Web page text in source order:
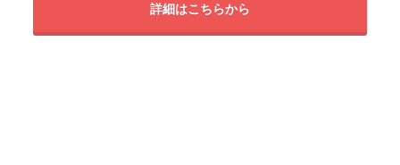
詳細はこちらから